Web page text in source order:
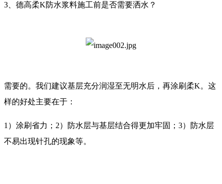
3、德高柔K防水浆料施工前是否需要洒水？
需要的。我们建议基层充分润湿至无明水后，再涂刷柔K。这
样的好处主要在于：
1）涂刷省力；2）防水层与基层结合得更加牢固；3）防水层
不易出现针孔的现象等。